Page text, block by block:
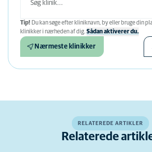
Tip! Du kan søge efter kliniknavn, by eller bruge din
klinikker i nærheden af ​​dig. Sådan aktiverer du.
Nærmeste klinikker
RELATEREDE ARTIKLER
Relaterede